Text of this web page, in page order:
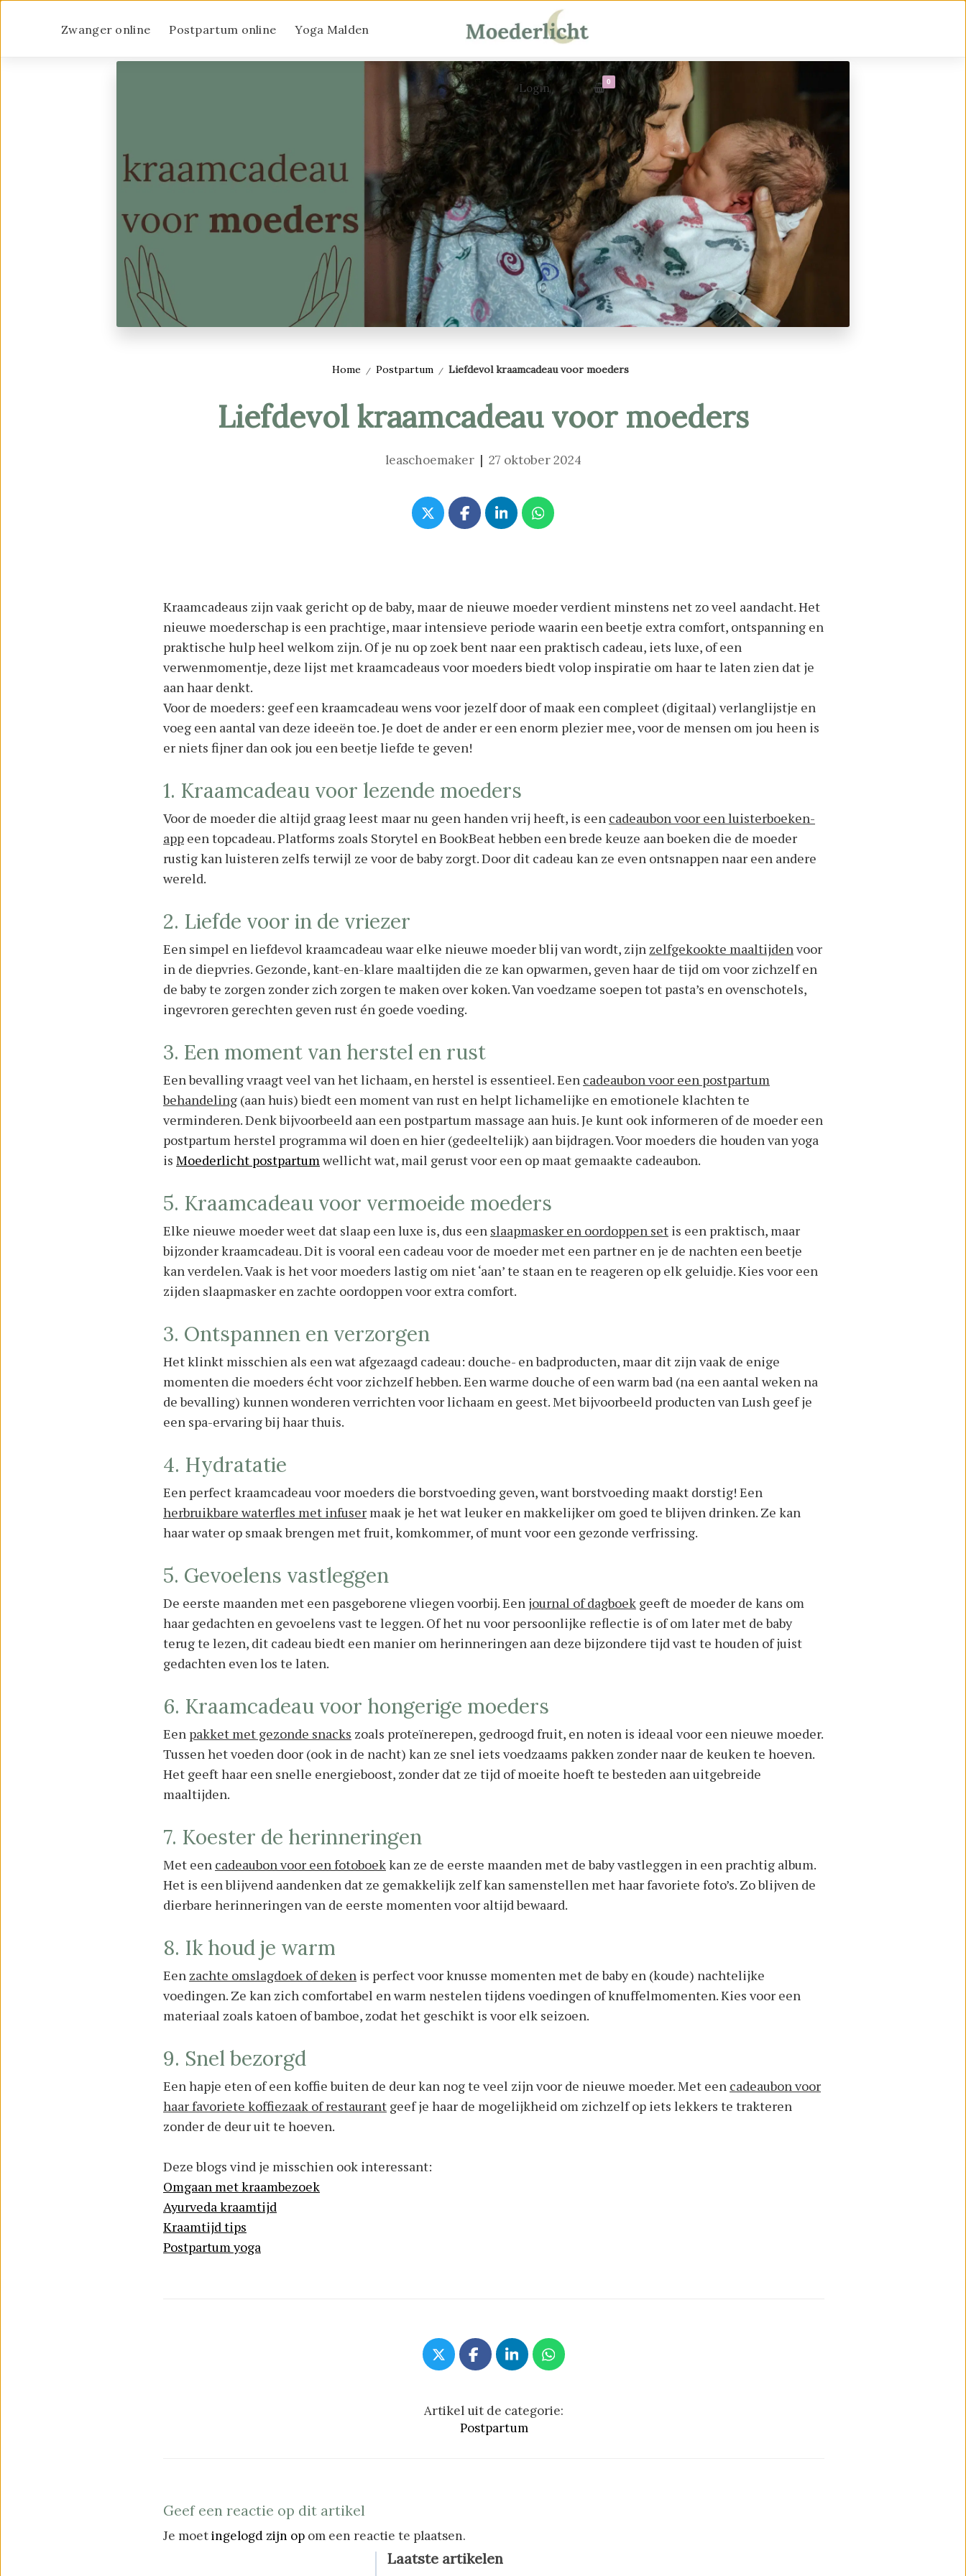
Zwanger online Postpartum online Yoga Malden
Login 0
Home Postpartum Liefdevol kraamcadeau voor moeders
Liefdevol kraamcadeau voor moeders
leaschoemaker| 27 oktober 2024
Kraamcadeaus zijn vaak gericht op de baby, maar de nieuwe moeder verdient minstens net zo veel aandacht. Het
nieuwe moederschap is een prachtige, maar intensieve periode waarin een beetje extra comfort, ontspanning en
praktische hulp heel welkom zijn. Of je nu op zoek bent naar een praktisch cadeau, iets luxe, of een
verwenmomentje, deze lijst met kraamcadeaus voor moeders biedt volop inspiratie om haar te laten zien dat je
aan haar denkt.
Voor de moeders: geef een kraamcadeau wens voor jezelf door of maak een compleet (digitaal) verlanglijstje en
voeg een aantal van deze ideeën toe. Je doet de ander er een enorm plezier mee, voor de mensen om jou heen is
er niets fijner dan ook jou een beetje liefde te geven!
1. Kraamcadeau voor lezende moeders
Voor de moeder die altijd graag leest maar nu geen handen vrij heeft, is een cadeaubon voor een luisterboeken-
app een topcadeau. Platforms zoals Storytel en BookBeat hebben een brede keuze aan boeken die de moeder
rustig kan luisteren zelfs terwijl ze voor de baby zorgt. Door dit cadeau kan ze even ontsnappen naar een andere
wereld.
2. Liefde voor in de vriezer
Een simpel en liefdevol kraamcadeau waar elke nieuwe moeder blij van wordt, zijn zelfgekookte maaltijdenvoor
in de diepvries. Gezonde, kant-en-klare maaltijden die ze kan opwarmen, geven haar de tijd om voor zichzelf en
de baby te zorgen zonder zich zorgen te maken over koken. Van voedzame soepen tot pasta’s en ovenschotels,
ingevroren gerechten geven rust én goede voeding.
3. Een moment van herstel en rust
Een bevalling vraagt veel van het lichaam, en herstel is essentieel. Een cadeaubon voor een postpartum
behandeling (aan huis) biedt een moment van rust en helpt lichamelijke en emotionele klachten te
verminderen. Denk bijvoorbeeld aan een postpartum massage aan huis. Je kunt ook informeren of de moeder een
postpartum herstel programma wil doen en hier (gedeeltelijk) aan bijdragen. Voor moeders die houden van yoga
is Moederlicht postpartumwellicht wat, mail gerust voor een op maat gemaakte cadeaubon.
5. Kraamcadeau voor vermoeide moeders
Elke nieuwe moeder weet dat slaap een luxe is, dus een slaapmasker en oordoppen set is een praktisch, maar
bijzonder kraamcadeau. Dit is vooral een cadeau voor de moeder met een partner en je de nachten een beetje
kan verdelen. Vaak is het voor moeders lastig om niet ‘aan’ te staan en te reageren op elk geluidje. Kies voor een
zijden slaapmasker en zachte oordoppen voor extra comfort.
3. Ontspannen en verzorgen
Het klinkt misschien als een wat afgezaagd cadeau: douche- en badproducten, maar dit zijn vaak de enige
momenten die moeders écht voor zichzelf hebben. Een warme douche of een warm bad (na een aantal weken na
de bevalling) kunnen wonderen verrichten voor lichaam en geest. Met bijvoorbeeld producten van Lush geef je
een spa-ervaring bij haar thuis.
4. Hydratatie
Een perfect kraamcadeau voor moeders die borstvoeding geven, want borstvoeding maakt dorstig! Een
herbruikbare waterfles met infuser maak je het wat leuker en makkelijker om goed te blijven drinken. Ze kan
haar water op smaak brengen met fruit, komkommer, of munt voor een gezonde verfrissing.
5. Gevoelens vastleggen
De eerste maanden met een pasgeborene vliegen voorbij. Een journal of dagboek geeft de moeder de kans om
haar gedachten en gevoelens vast te leggen. Of het nu voor persoonlijke reflectie is of om later met de baby
terug te lezen, dit cadeau biedt een manier om herinneringen aan deze bijzondere tijd vast te houden of juist
gedachten even los te laten.
6. Kraamcadeau voor hongerige moeders
Een pakket met gezonde snacks zoals proteïnerepen, gedroogd fruit, en noten is ideaal voor een nieuwe moeder.
Tussen het voeden door (ook in de nacht) kan ze snel iets voedzaams pakken zonder naar de keuken te hoeven.
Het geeft haar een snelle energieboost, zonder dat ze tijd of moeite hoeft te besteden aan uitgebreide
maaltijden.
7. Koester de herinneringen
Met een cadeaubon voor een fotoboekkan ze de eerste maanden met de baby vastleggen in een prachtig album.
Het is een blijvend aandenken dat ze gemakkelijk zelf kan samenstellen met haar favoriete foto’s. Zo blijven de
dierbare herinneringen van de eerste momenten voor altijd bewaard.
8. Ik houd je warm
Een zachte omslagdoek of deken is perfect voor knusse momenten met de baby en (koude) nachtelijke
voedingen. Ze kan zich comfortabel en warm nestelen tijdens voedingen of knuffelmomenten. Kies voor een
materiaal zoals katoen of bamboe, zodat het geschikt is voor elk seizoen.
9. Snel bezorgd
Een hapje eten of een koffie buiten de deur kan nog te veel zijn voor de nieuwe moeder. Met een cadeaubon voor
haar favoriete koffiezaak of restaurant geef je haar de mogelijkheid om zichzelf op iets lekkers te trakteren
zonder de deur uit te hoeven.
Deze blogs vind je misschien ook interessant:
Omgaan met kraambezoek
Ayurveda kraamtijd
Kraamtijd tips
Postpartum yoga
Artikel uit de categorie:
Postpartum
Geef een reactie op dit artikel
Je moetingelogd zijn op om een reactie te plaatsen.
Laatste artikelen